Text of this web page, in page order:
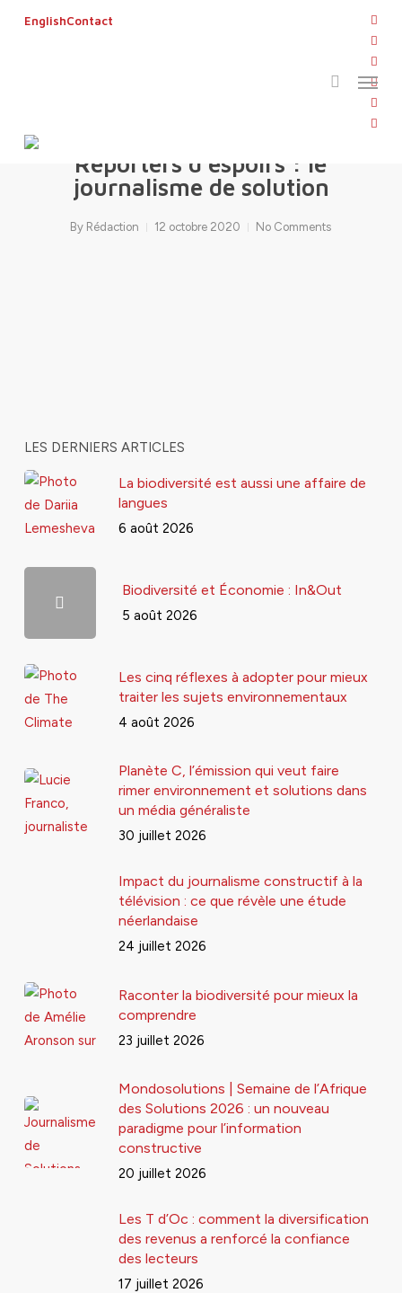
flickr
EnglishContact
search
Menu
Reporters d’espoirs : le
journalisme de solution
By Rédaction 12 octobre 2020 No Comments
LES DERNIERS ARTICLES
La biodiversité est aussi une affaire de
langues
6 août 2026
Biodiversité et Économie : In&Out
5 août 2026
Les cinq réflexes à adopter pour mieux
traiter les sujets environnementaux
4 août 2026
Planète C, l’émission qui veut faire
rimer environnement et solutions dans
un média généraliste
30 juillet 2026
Impact du journalisme constructif à la
télévision : ce que révèle une étude
néerlandaise
24 juillet 2026
Raconter la biodiversité pour mieux la
comprendre
23 juillet 2026
Mondosolutions | Semaine de l’Afrique
des Solutions 2026 : un nouveau
paradigme pour l’information
constructive
20 juillet 2026
Les T d’Oc : comment la diversification
des revenus a renforcé la confiance
des lecteurs
17 juillet 2026